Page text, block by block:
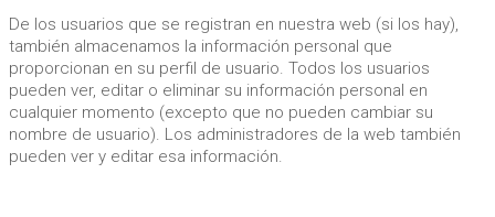
De los usuarios que se registran en nuestra web (si los hay),
también almacenamos la información personal que
proporcionan en su perfil de usuario. Todos los usuarios
pueden ver, editar o eliminar su información personal en
cualquier momento (excepto que no pueden cambiar su
nombre de usuario). Los administradores de la web también
pueden ver y editar esa información.